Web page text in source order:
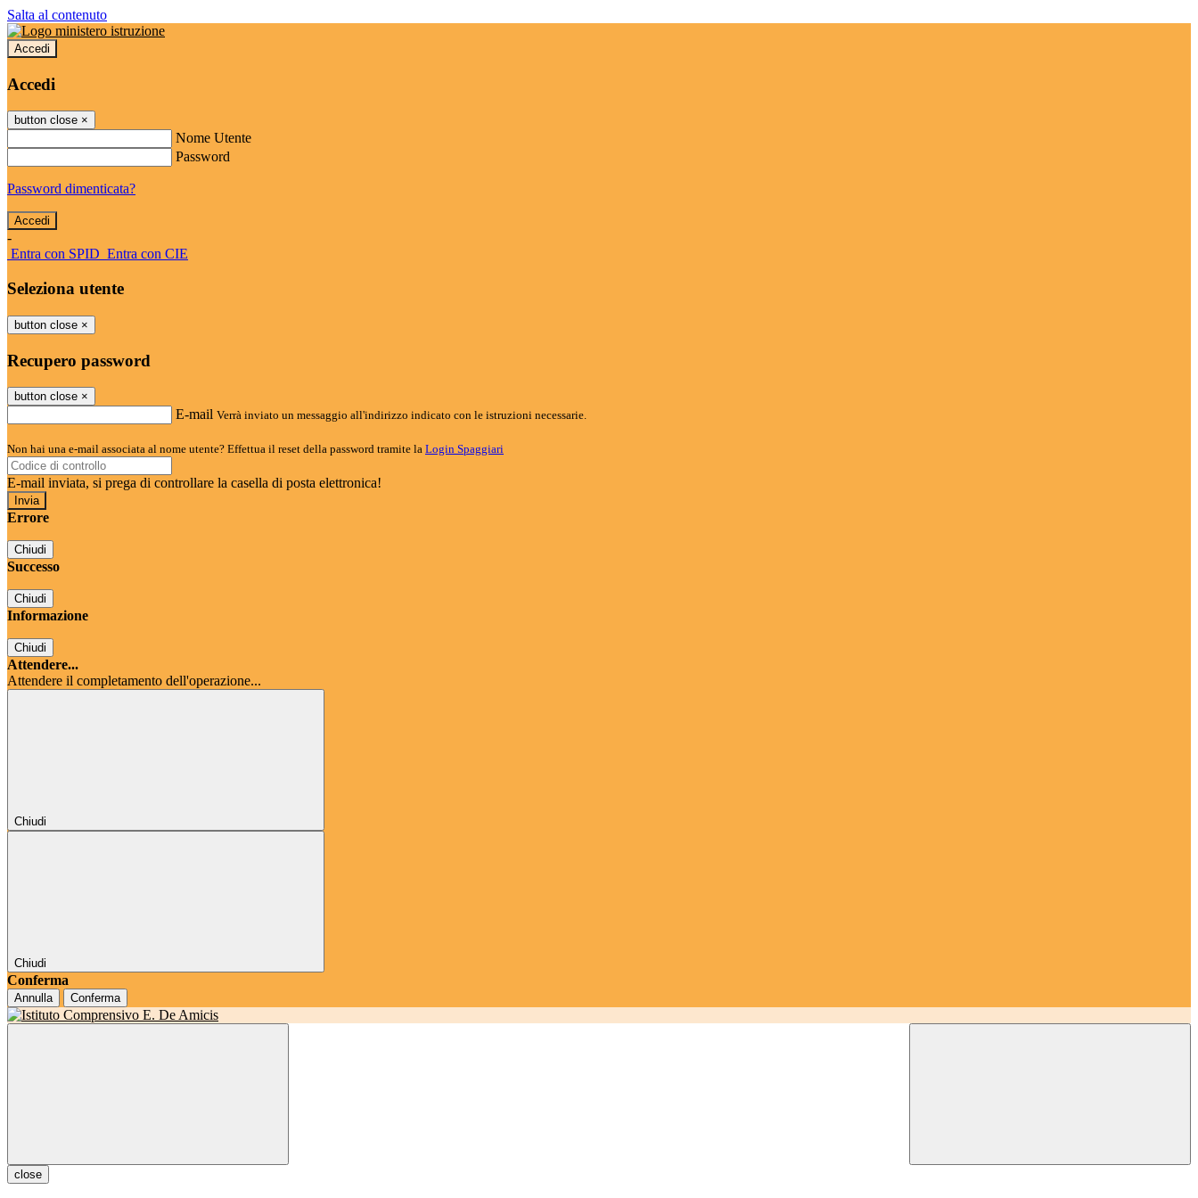
Salta al contenuto
Accedi
Accedi
button close ×
Nome Utente
Password
Password dimenticata?
-
Entra con SPID Entra con CIE
Seleziona utente
button close ×
Recupero password
button close ×
E-mail Verrà inviato un messaggio all'indirizzo indicato con le istruzioni necessarie.
Non hai una e-mail associata al nome utente? Effettua il reset della password tramite la Login Spaggiari
E-mail inviata, si prega di controllare la casella di posta elettronica!
Errore
Chiudi
Successo
Chiudi
Informazione
Chiudi
Attendere...
Attendere il completamento dell'operazione...
Chiudi
Chiudi
Conferma
Annulla Conferma
close